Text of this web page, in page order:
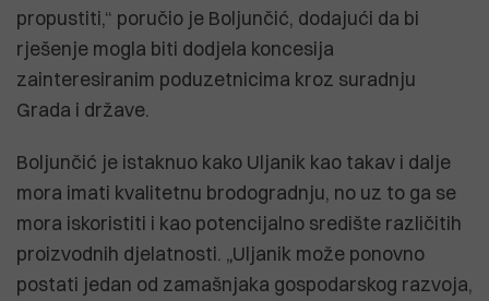
propustiti,“ poručio je Boljunčić, dodajući da bi
rješenje mogla biti dodjela koncesija
zainteresiranim poduzetnicima kroz suradnju
Grada i države.
Boljunčić je istaknuo kako Uljanik kao takav i dalje
mora imati kvalitetnu brodogradnju, no uz to ga se
mora iskoristiti i kao potencijalno središte različitih
proizvodnih djelatnosti. „Uljanik može ponovno
postati jedan od zamašnjaka gospodarskog razvoja,